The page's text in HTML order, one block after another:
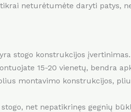
neturėtumėte daryti patys,
stogo konstrukcijos
15-20 vienetų, bendra
montavimo konstrukcijos,
net nepatikrinęs gegnių